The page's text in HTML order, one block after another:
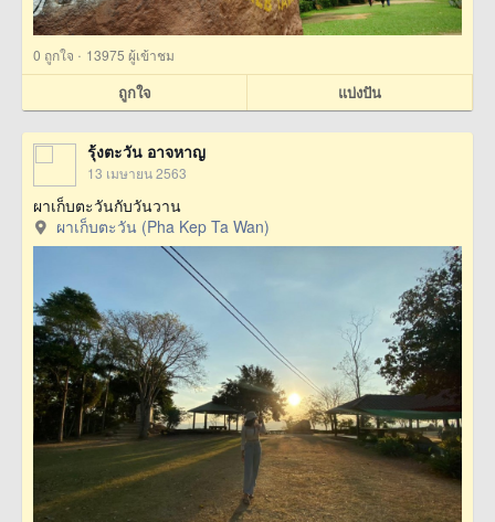
0 ถูกใจ · 13975 ผู้เข้าชม
ถูกใจ แบ่งปัน
รุ้งตะวัน อาจหาญ
13 เมษายน 2563
ผาเก็บตะวันกับวันวาน
ผาเก็บตะวัน (Pha Kep Ta Wan)